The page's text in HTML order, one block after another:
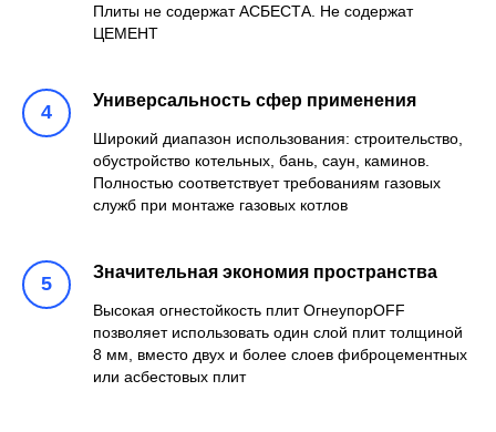
Плиты не содержат АСБЕСТА. Не содержат
ЦЕМЕНТ
Универсальность сфер применения
Широкий диапазон использования: строительство,
обустройство котельных, бань, саун, каминов.
Полностью соответствует требованиям газовых
служб при монтаже газовых котлов
Значительная экономия пространства
Высокая огнестойкость плит ОгнеупорОFF
позволяет использовать один слой плит толщиной
8 мм, вместо двух и более слоев фиброцементных
или асбестовых плит